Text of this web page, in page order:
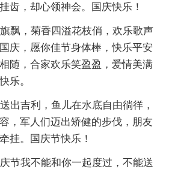
齿，却心领神会。国庆快乐！
飘，菊香四溢花枝俏，欢乐歌声
庆，愿你佳节身体棒，快乐平安
随，合家欢乐笑盈盈，爱情美满
乐。
出吉利，鱼儿在水底自由徜徉，
，军人们迈出矫健的步伐，朋友
挂。国庆节快乐！
节我不能和你一起度过，不能送